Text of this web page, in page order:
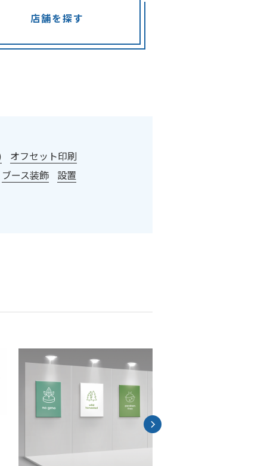
店舗を探す
オフセット印刷
ブース装飾
設置